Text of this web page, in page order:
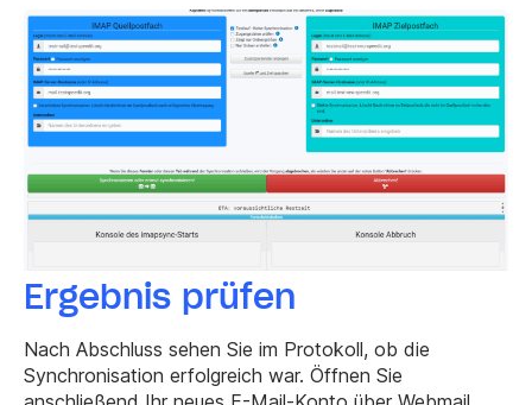
Ergebnis prüfen
Nach Abschluss sehen Sie im Protokoll, ob die
Synchronisation erfolgreich war. Öffnen Sie